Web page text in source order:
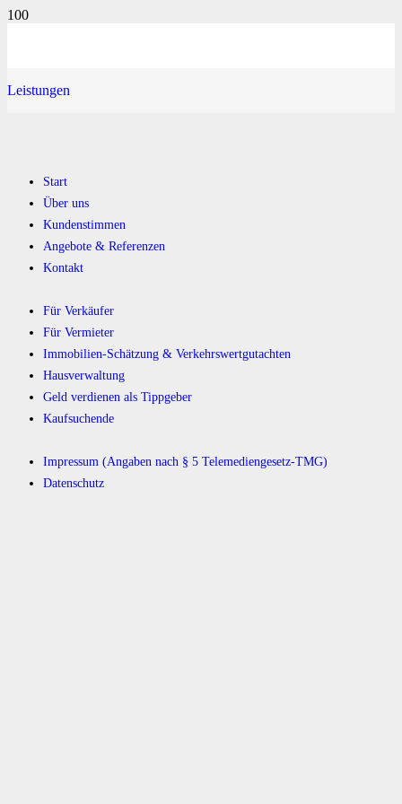
Leistungen
Start
Über uns
Kundenstimmen
Angebote & Referenzen
Kontakt
Für Verkäufer
Für Vermieter
Immobilien-Schätzung & Verkehrswertgutachten
Hausverwaltung
Geld verdienen als Tippgeber
Kaufsuchende
Impressum (Angaben nach § 5 Telemediengesetz-TMG)
Datenschutz